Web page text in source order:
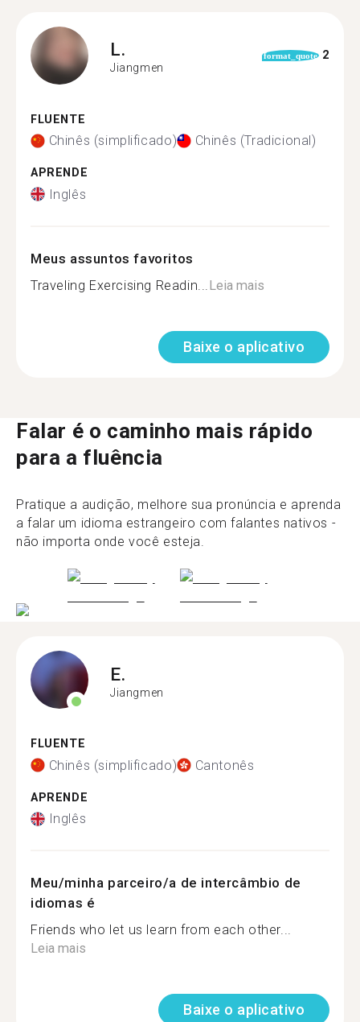
L.
Jiangmen
format_quote 2
FLUENTE
Chinês (simplificado) Chinês (Tradicional)
APRENDE
Inglês
Meus assuntos favoritos
Traveling Exercising Readin... Leia mais
Baixe o aplicativo
Falar é o caminho mais rápido
para a fluência
Pratique a audição, melhore sua pronúncia e aprenda
a falar um idioma estrangeiro com falantes nativos -
não importa onde você esteja.
E.
Jiangmen
FLUENTE
Chinês (simplificado) Cantonês
APRENDE
Inglês
Meu/minha parceiro/a de intercâmbio de
idiomas é
Friends who let us learn from each other...
Leia mais
Baixe o aplicativo